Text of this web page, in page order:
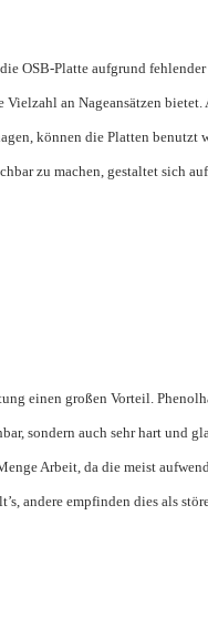
OSB-Platte aufgrund
an Nageansätzen
können die Platten benutzt
zu machen, gestaltet sich
einen großen Vorteil.
sondern auch sehr hart und
Arbeit, da die meist
andere empfinden dies als